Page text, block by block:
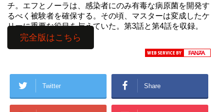
チ。エフとノーラは、感染者にのみ有毒な病原菌を開発す
るべく被験者を確保する。その頃、マスターは変成したケ
リーに重要な役目を与えていた。第3話と第4話を収録。
完全版はこちら
Twitter Share